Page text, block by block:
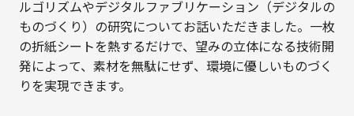
ルゴリズムやデジタルファブリケーション（デジタルの
ものづくり）の研究についてお話いただきました。一枚
の折紙シートを熱するだけで、望みの立体になる技術開
発によって、素材を無駄にせず、環境に優しいものづく
りを実現できます。